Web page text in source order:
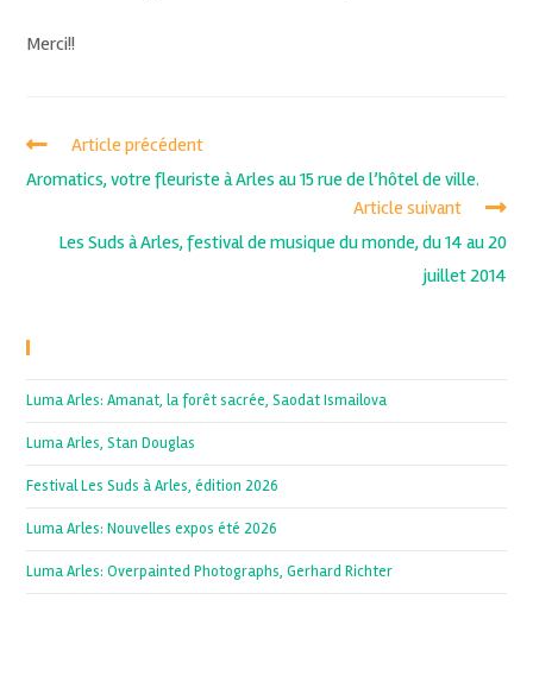
Merci!!
Article précédent
Aromatics, votre fleuriste à Arles au 15 rue de l’hôtel de ville.
Article suivant
Les Suds à Arles, festival de musique du monde, du 14 au 20
juillet 2014
Luma Arles: Amanat, la forêt sacrée, Saodat Ismailova
Luma Arles, Stan Douglas
Festival Les Suds à Arles, édition 2026
Luma Arles: Nouvelles expos été 2026
Luma Arles: Overpainted Photographs, Gerhard Richter